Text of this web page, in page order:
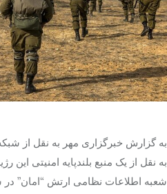
تک کده
پایگاه خبری آبان
خرید موتور ایمپلنت
به نقل از یک منبع بلندپایه امنیتی این
شعبه اطلاعات نظامی ارتش “امان”